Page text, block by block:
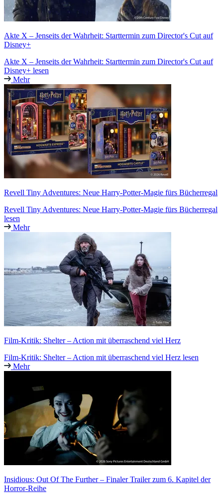
Akte X – Jenseits der Wahrheit: Starttermin zum Director's Cut auf
Disney+
Akte X – Jenseits der Wahrheit: Starttermin zum Director's Cut auf
Disney+ lesen
Mehr
Revell Tiny Adventures: Neue Harry-Potter-Magie fürs Bücherregal
Revell Tiny Adventures: Neue Harry-Potter-Magie fürs Bücherregal
lesen
Mehr
Film-Kritik: Shelter – Action mit überraschend viel Herz
Film-Kritik: Shelter – Action mit überraschend viel Herz lesen
Mehr
Insidious: Out Of The Further – Finaler Trailer zum 6. Kapitel der
Horror-Reihe